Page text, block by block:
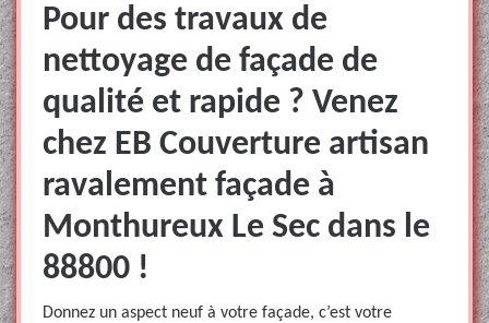
Pour des travaux de
nettoyage de façade de
qualité et rapide ? Venez
chez EB Couverture artisan
ravalement façade à
Monthureux Le Sec dans le
88800 !
Donnez un aspect neuf à votre façade, c’est votre